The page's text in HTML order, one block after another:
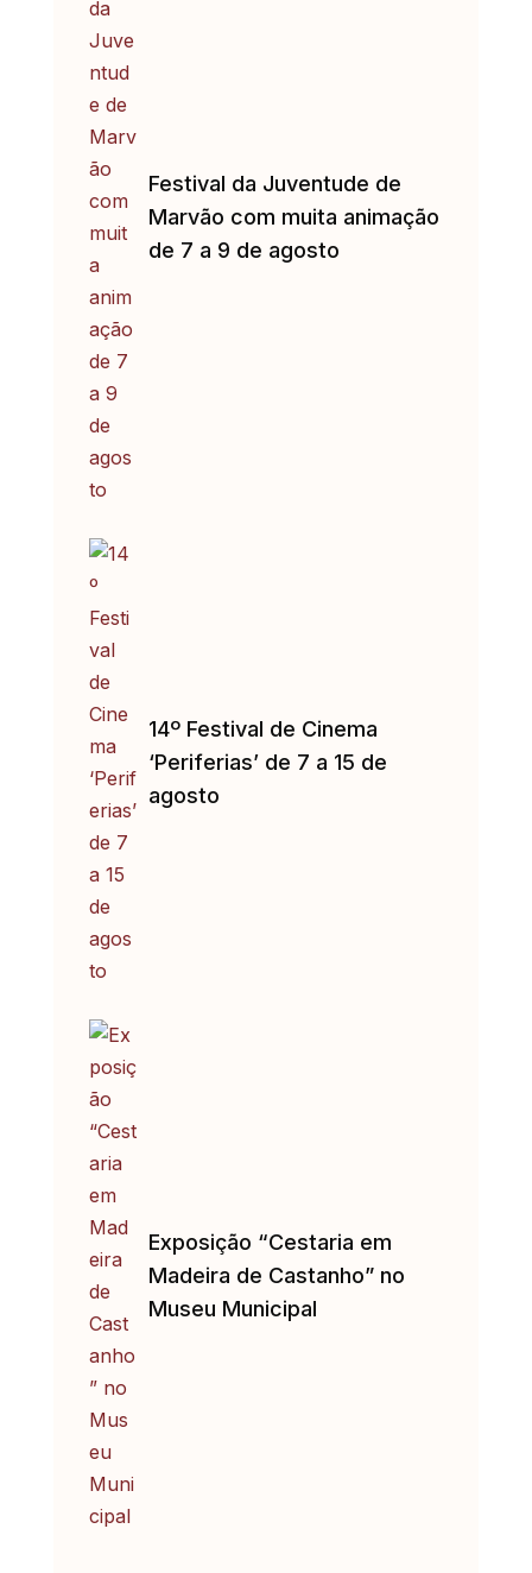
Festival da Juventude de
Marvão com muita animação
de 7 a 9 de agosto
14º Festival de Cinema
‘Periferias’ de 7 a 15 de
agosto
Exposição “Cestaria em
Madeira de Castanho” no
Museu Municipal